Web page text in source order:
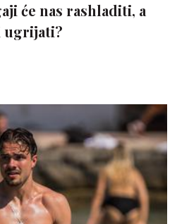
će nas rashladiti, a
ugrijati?